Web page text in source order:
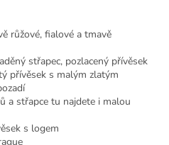
růžové, fialové a tmavě
střapec, pozlacený přívěsek
přívěsek s malým zlatým
a střapce tu najdete i malou
s logem